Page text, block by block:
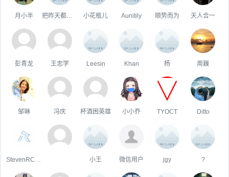
月小半 小花瓶儿 Aunitily 顺势而为 天人合一
彭青龙 王忠学 Leesin Khan 杨 周巍
邹琳 冯庆 杯酒困英雄 小小乔 TYOCT Ditto
小王 微信用户 jgy ?